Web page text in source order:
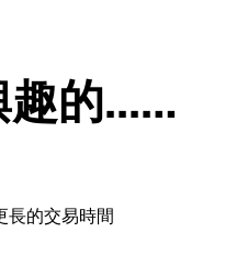
趣的...…
長的交易時間